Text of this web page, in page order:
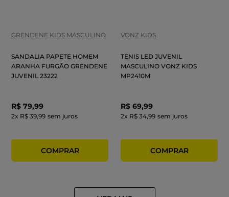
GRENDENE KIDS MASCULINO
SANDALIA PAPETE HOMEM
ARANHA FURGÃO GRENDENE
JUVENIL 23222
R$ 79,99
2x R$ 39,99 sem juros
VONZ KIDS
TENIS LED JUVENIL
MASCULINO VONZ KIDS
MP2410M
R$ 69,99
2x R$ 34,99 sem juros